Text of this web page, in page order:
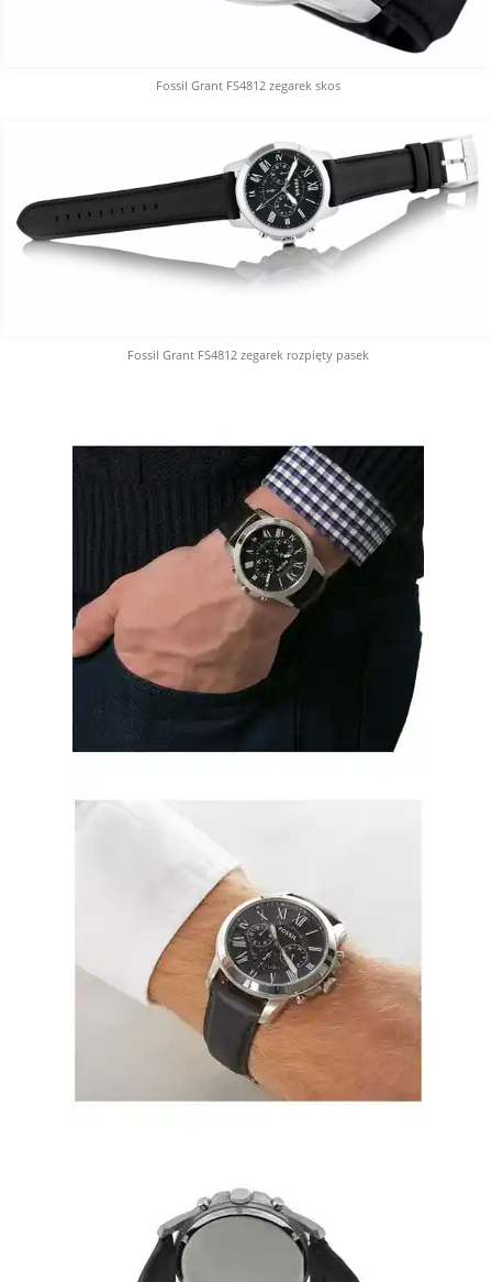
Fossil Grant FS4812 zegarek skos
Fossil Grant FS4812 zegarek rozpięty pasek